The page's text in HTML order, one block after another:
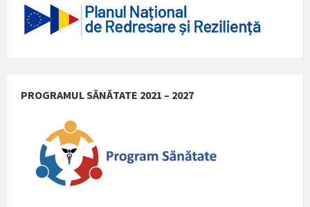
PROGRAMUL SĂNĂTATE 2021 – 2027